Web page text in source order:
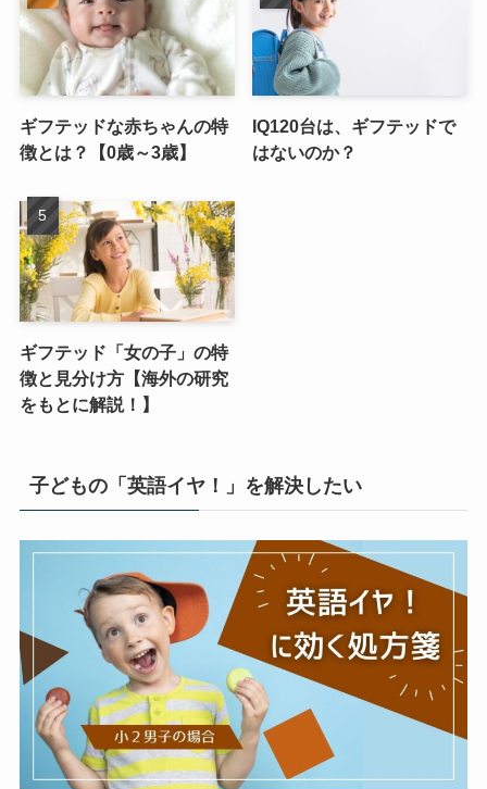
ギフテッドな赤ちゃんの特
徴とは？【0歳～3歳】
IQ120台は、ギフテッドで
はないのか？
ギフテッド「女の子」の特
徴と見分け方【海外の研究
をもとに解説！】
子どもの「英語イヤ！」を解決したい